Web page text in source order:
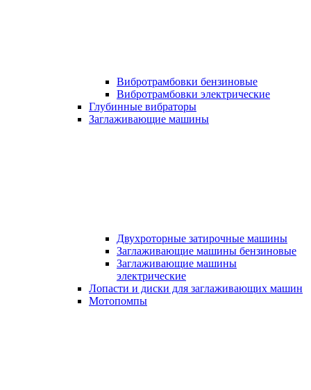
Вибротрамбовки бензиновые
Вибротрамбовки электрические
Глубинные вибраторы
Заглаживающие машины
Двухроторные затирочные машины
Заглаживающие машины бензиновые
Заглаживающие машины
электрические
Лопасти и диски для заглаживающих машин
Мотопомпы